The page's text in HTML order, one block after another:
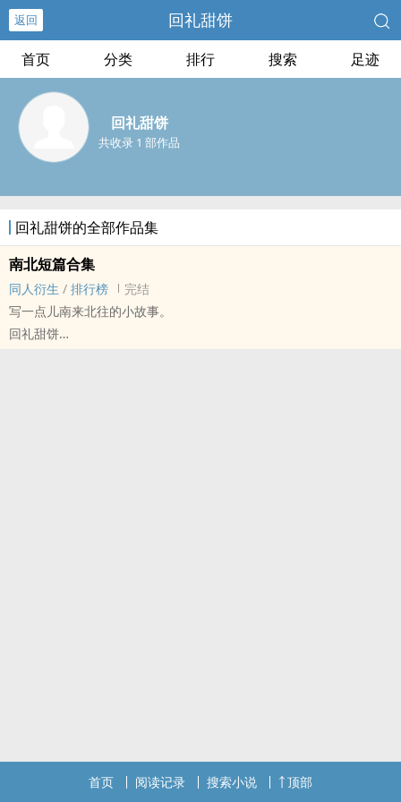
返回 回礼甜饼
首页 分类 排行 搜索 足迹
回礼甜饼
共收录 1 部作品
回礼甜饼的全部作品集
南北短篇合集
‎‍同‎‌‌人‎衍生 / 排行榜
完结
写一点儿南来北往的小故事。
回礼甜饼
首页 阅读记录 搜索小说 顶部